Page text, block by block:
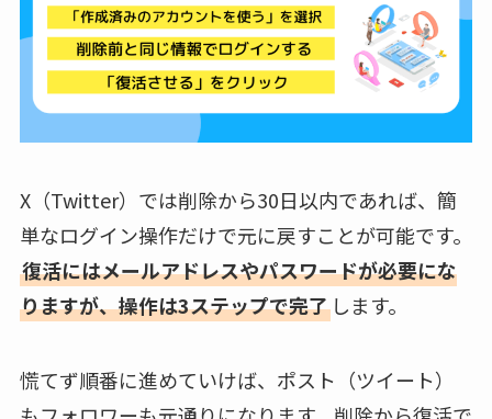
X（Twitter）では削除から30日以内であれば、簡
単なログイン操作だけで元に戻すことが可能です。
復活にはメールアドレスやパスワードが必要にな
りますが、操作は3ステップで完了します。
慌てず順番に進めていけば、ポスト（ツイート）